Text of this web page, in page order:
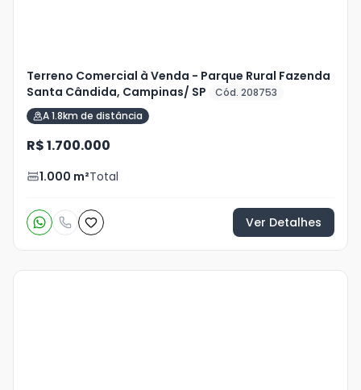
Terreno Comercial à Venda - Parque Rural Fazenda
Santa Cândida, Campinas/ SP
Cód. 208753
A 1.8km de distância
R$ 1.700.000
1.000 m²Total
Ver Detalhes